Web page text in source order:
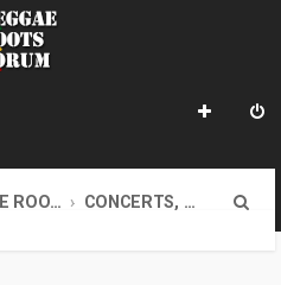
REGGAE ROOTS MUSIC CONCERTS, SOIRÉES, MÉDIAS, SITES OFFICIELS DES ARTISTES